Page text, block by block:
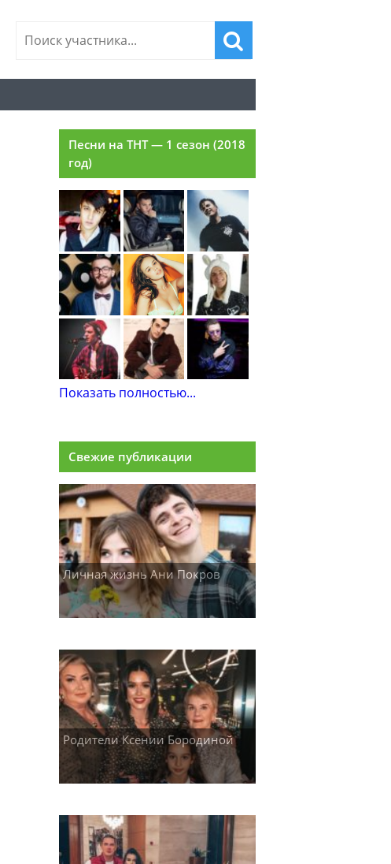
Песни на ТНТ — 1 сезон (2018
год)
Показать полностью...
Свежие публикации
Личная жизнь Ани Покров
Родители Ксении Бородиной